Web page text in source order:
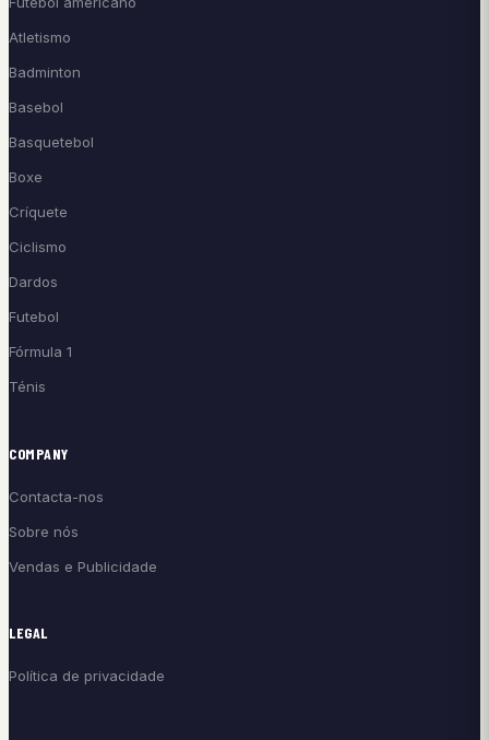
Atletismo
Badminton
Basebol
Basquetebol
Boxe
Críquete
Ciclismo
Dardos
Futebol
Fórmula 1
Ténis
COMPANY
Contacta-nos
Sobre nós
Vendas e Publicidade
LEGAL
Política de privacidade